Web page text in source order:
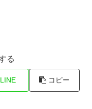
る
LINE コピー